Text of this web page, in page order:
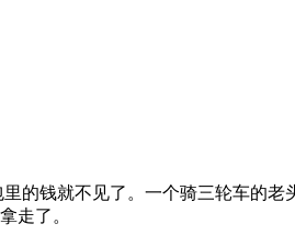
的钱就不见了。一个骑三轮车的
走了。